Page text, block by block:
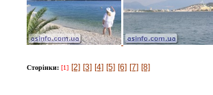
Сторінки: [1] [2] [3] [4] [5] [6] [7] [8]